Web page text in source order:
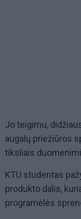
Jo teigimu,
augalų priežiūros
tiksliais
KTU studentas
produkto dalis,
programėlės